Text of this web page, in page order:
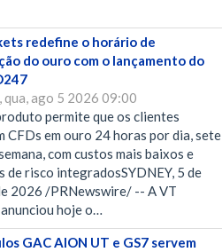
redefine o horário de
do ouro com o lançamento do
qua, ago 5 2026 09:00
permite que os clientes
CFDs em ouro 24 horas por dia, sete
com custos mais baixos e
de risco integradosSYDNEY, 5 de
2026 /PRNewswire/ -- A VT
hoje o…
GAC AION UT e GS7 servem